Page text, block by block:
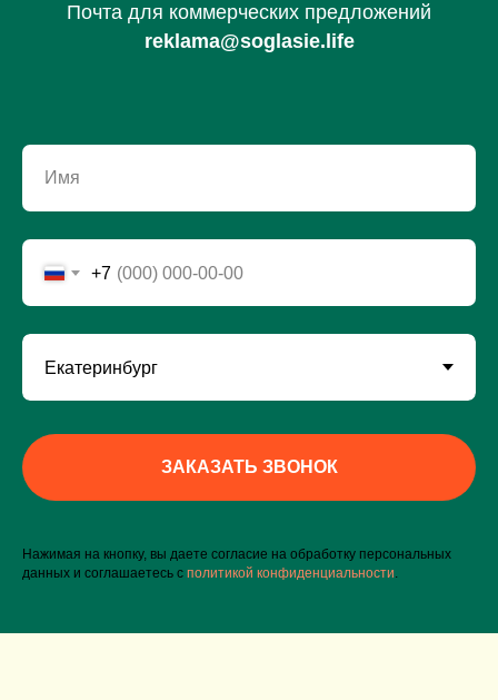
Почта для коммерческих предложений
reklama@soglasie.life
Имя
+7
ЗАКАЗАТЬ ЗВОНОК
Нажимая на кнопку, вы даете согласие на обработку персональных
данных и соглашаетесь c политикой конфиденциальности